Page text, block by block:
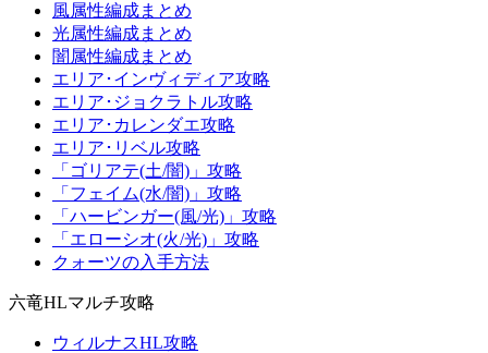
風属性編成まとめ
光属性編成まとめ
闇属性編成まとめ
エリア･インヴィディア攻略
エリア･ジョクラトル攻略
エリア･カレンダエ攻略
エリア･リベル攻略
「ゴリアテ(土/闇)」攻略
「フェイム(水/闇)」攻略
「ハービンガー(風/光)」攻略
「エローシオ(火/光)」攻略
クォーツの入手方法
六竜HLマルチ攻略
ウィルナスHL攻略